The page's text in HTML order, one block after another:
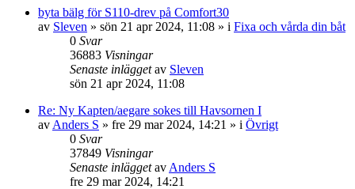
byta bälg för S110-drev på Comfort30
av Sleven » sön 21 apr 2024, 11:08 » i Fixa och vårda din båt
0 Svar
36883 Visningar
Senaste inläggetav Sleven
sön 21 apr 2024, 11:08
Re: Ny Kapten/aegare sokes till Havsornen I
av Anders S » fre 29 mar 2024, 14:21 » i Övrigt
0 Svar
37849 Visningar
Senaste inläggetav Anders S
fre 29 mar 2024, 14:21